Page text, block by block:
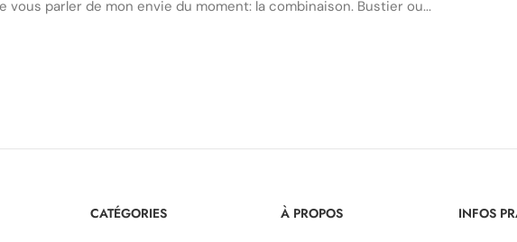
vous parler de mon envie du moment: la combinaison. Bustier ou...
CATÉGORIES À PROPOS INFOS